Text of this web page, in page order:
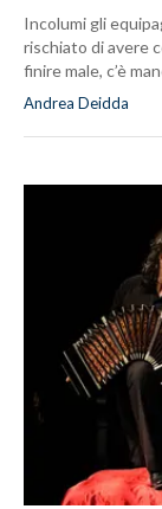
Incolumi gli
rischiato di avere
finire male, c’è
Andrea Deidda